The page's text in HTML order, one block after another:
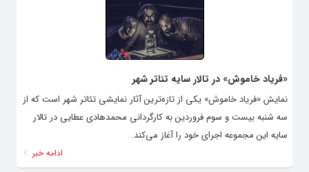
«فریاد خاموش» در تالار سایه تئاتر شهر
نمایش «فریاد خاموش» یکی از تازه‌ترین آثار نمایشی تئاتر شهر است که از
سه شنبه بیست و سوم فروردین به کارگردانی محمدهادی عطایی در تالار
سایه این مجموعه اجرای خود را آغاز می‌کند.
ادامه خبر